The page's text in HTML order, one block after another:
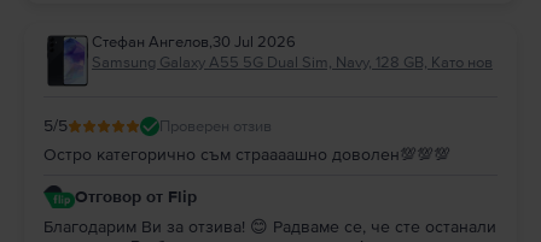
Стефан Ангелов,30 Jul 2026
Samsung Galaxy A55 5G Dual Sim, Navy, 128 GB, Като нов
5/5 Проверен отзив
Остро категорично съм страааашно доволен💯💯💯
Отговор от Flip
Благодарим Ви за отзива! 😊 Радваме се, че сте останали